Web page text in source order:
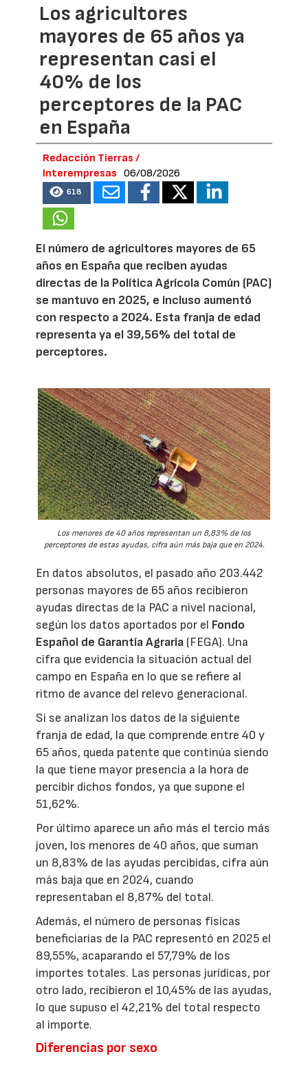
Los agricultores
mayores de 65 años ya
representan casi el
40% de los
perceptores de la PAC
en España
Redacción Tierras /
Interempresas
06/08/2026
618
El número de agricultores mayores de 65
años en España que reciben ayudas
directas de la Política Agrícola Común (PAC)
se mantuvo en 2025, e incluso aumentó
con respecto a 2024. Esta franja de edad
representa ya el 39,56% del total de
perceptores.
Los menores de 40 años representan un 8,83% de los
perceptores de estas ayudas, cifra aún más baja que en 2024.
En datos absolutos, el pasado año 203.442
personas mayores de 65 años recibieron
ayudas directas de la PAC a nivel nacional,
según los datos aportados por el Fondo
Español de Garantía Agraria (FEGA). Una
cifra que evidencia la situación actual del
campo en España en lo que se refiere al
ritmo de avance del relevo generacional.
Si se analizan los datos de la siguiente
franja de edad, la que comprende entre 40 y
65 años, queda patente que continúa siendo
la que tiene mayor presencia a la hora de
percibir dichos fondos, ya que supone el
51,62%.
Por último aparece un año más el tercio más
joven, los menores de 40 años, que suman
un 8,83% de las ayudas percibidas, cifra aún
más baja que en 2024, cuando
representaban el 8,87% del total.
Además, el número de personas físicas
beneficiarias de la PAC representó en 2025 el
89,55%, acaparando el 57,79% de los
importes totales. Las personas jurídicas, por
otro lado, recibieron el 10,45% de las ayudas,
lo que supuso el 42,21% del total respecto
al importe.
Diferencias por sexo